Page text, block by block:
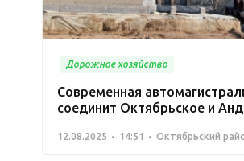
Дорожное хозяйство
Современная
соединит Октябрьское и
12.08.2025 14:51 Октябрьский